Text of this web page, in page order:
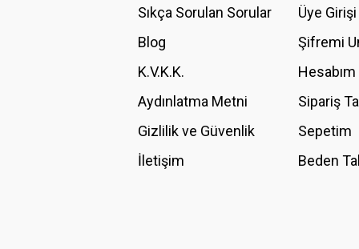
Ürün fiyatı diğer sitelerden daha pahalı.
Bu ürüne benzer farklı alternatifler olmalı.
Sıkça Sorulan Sorular
Blog
K.V.K.K.
Aydınlatma Metni
Gizlilik ve Güvenlik
İletişim
Üye Girişi
Şifremi
Hesabım
Sipariş
Sepetim
Beden